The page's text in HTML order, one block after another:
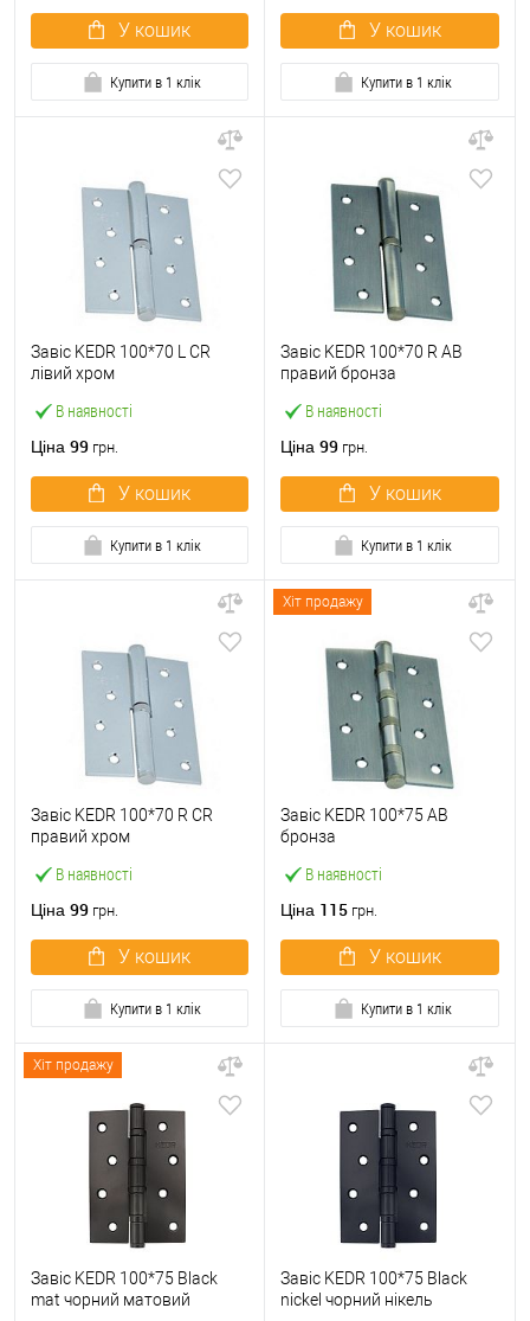
У кошик
Купити в 1 клік
У кошик
Купити в 1 клік
В наявності
Завіс KEDR 100*70 L CR
лівий хром
Ціна 99 грн.
У кошик
Купити в 1 клік
В наявності
Завіс KEDR 100*70 R AB
правий бронза
Ціна 99 грн.
У кошик
Купити в 1 клік
В наявності
Завіс KEDR 100*70 R CR
правий хром
Ціна 99 грн.
У кошик
Купити в 1 клік
Хіт продажу
В наявності
Завіс KEDR 100*75 AB
бронза
Ціна 115 грн.
У кошик
Купити в 1 клік
Хіт продажу
Завіс KEDR 100*75 Black
mat чорний матовий
Завіс KEDR 100*75 Black
nickel чорний нікель